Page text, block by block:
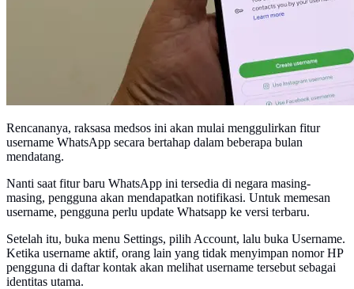
Rencananya, raksasa medsos ini akan mulai menggulirkan fitur
username WhatsApp secara bertahap dalam beberapa bulan
mendatang.
Nanti saat fitur baru WhatsApp ini tersedia di negara masing-
masing, pengguna akan mendapatkan notifikasi. Untuk memesan
username, pengguna perlu update Whatsapp ke versi terbaru.
Setelah itu, buka menu Settings, pilih Account, lalu buka Username.
Ketika username aktif, orang lain yang tidak menyimpan nomor HP
pengguna di daftar kontak akan melihat username tersebut sebagai
identitas utama.